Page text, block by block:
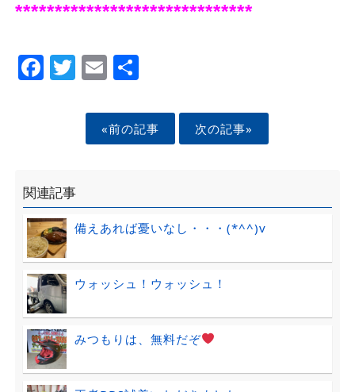
******************************
Facebook
Twitter
EmailShare
«前の記事 次の記事»
関連記事
備えあれば憂いなし・・・(*^^)v
ウォッシュ！ウォッシュ！
みつもりは、無料だぞ